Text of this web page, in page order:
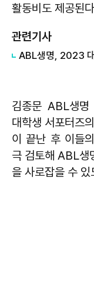
활동비도 제공된
관련기사
김종문 ABL생
대학생 서포터즈
이 끝난 후 이들
극 검토해 ABL생
을 사로잡을 수